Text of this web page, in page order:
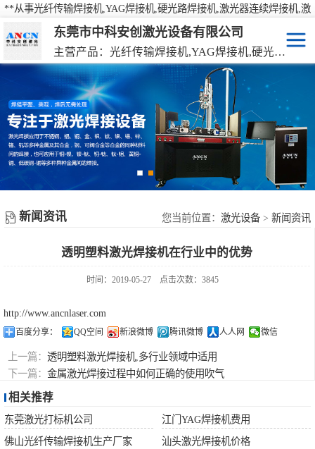
**从事光纤传输焊接机,YAG焊接机,硬光路焊接机,激光器连续焊接机,激
光焊接机,激光打标机,激光切割机等产品的研发、生产、销售
东莞市中科安创激光设备有限公司
主营产品：光纤传输焊接机,YAG焊接机,硬光路焊接机,激光器连续焊接机
新闻资讯 您当前位置： 激光设备 > 新闻资讯
透明塑料激光焊接机在行业中的优势
时间：2019-05-27 点击次数：3845
http://www.ancnlaser.com
百度分享： QQ空间 新浪微博 腾讯微博 人人网 微信
上一篇： 透明塑料激光焊接机,多行业领域中适用
下一篇： 金属激光焊接过程中如何正确的使用吹气
相关推荐
东莞激光打标机公司
江门YAG焊接机费用
佛山光纤传输焊接机生产厂家
汕头激光焊接机价格
激光焊接机
激光打标机
激光切割机
YAG硬光路激光焊接机
光纤传输激光焊接机
光纤激光器连续焊接机
机械手激光焊接机
手持激光焊接机